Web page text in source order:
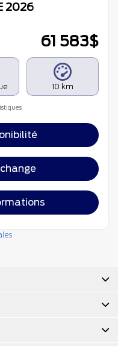
2026
61 583$
10 km